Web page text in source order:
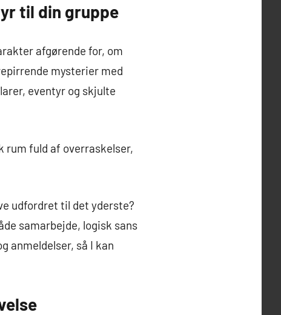
til din gruppe
afgørende for, om
mysterier med
eventyr og skjulte
rum fuld af overraskelser,
udfordret til det yderste?
samarbejde, logisk sans
anmeldelser, så I kan